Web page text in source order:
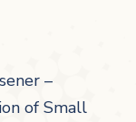
–
of Small